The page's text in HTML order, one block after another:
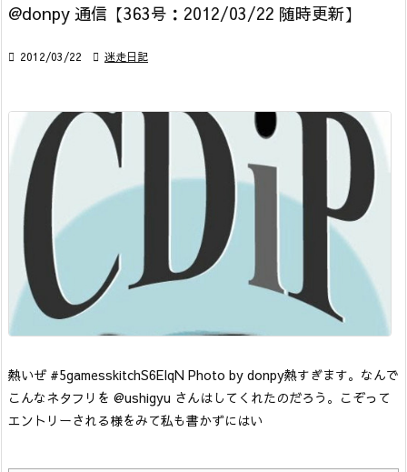
@donpy 通信【363号：2012/03/22 随時更新】
 2012/03/22  迷走日記
熱いぜ #5gamesskitchS6EIqN Photo by donpy熱すぎます。なんで
こんなネタフリを @ushigyu さんはしてくれたのだろう。こぞって
エントリーされる様をみて私も書かずにはい